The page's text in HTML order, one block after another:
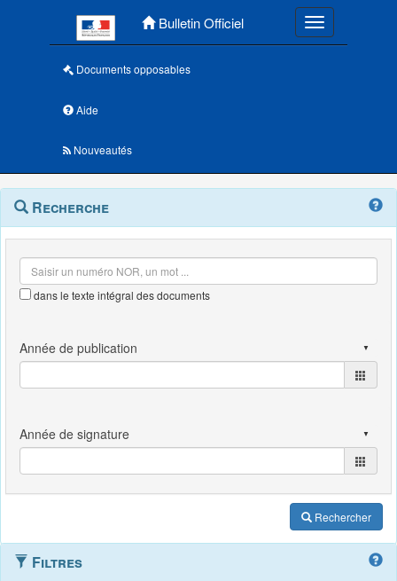
Bulletin Officiel Toggle
Documents opposables
Aide
Nouveautés
Navigation
outils
Menu
contextuel
Recherche
dans le texte intégral des documents
Rechercher
Filtres